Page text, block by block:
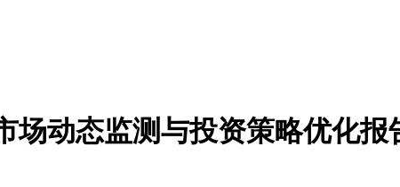
场动态监测与投资策略优化报